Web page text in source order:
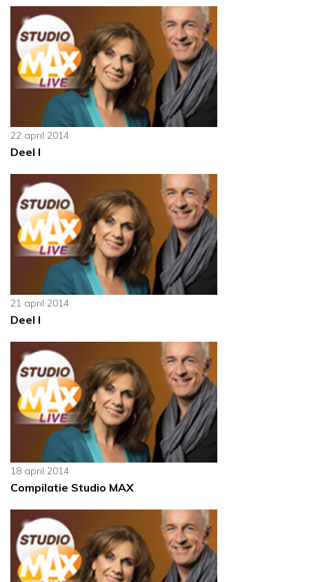
22 april 2014
Deel I
21 april 2014
Deel I
18 april 2014
Compilatie Studio MAX